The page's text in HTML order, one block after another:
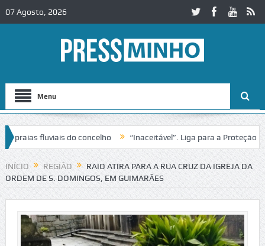
07 Agosto, 2026
Menu
fluviais do concelho “Inaceitável”. Liga para a Proteção da
trânsito no IC2 em Alcobaça Igreja do Castelo de Cerveira
INÍCIO REGIÃO
RAIO ATIRA PARA A RUA CRUZ DA IGREJA DA
ORDEM DE S. DOMINGOS, EM GUIMARÃES